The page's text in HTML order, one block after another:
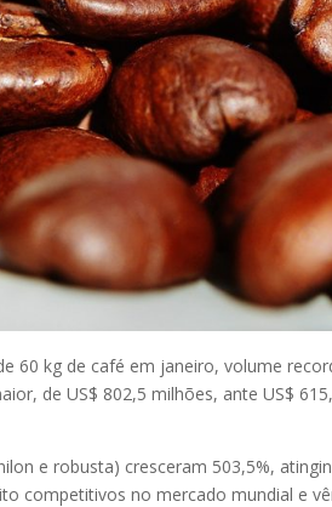
60 kg de café em janeiro, volume
de US$ 802,5 milhões, ante US$
e robusta) cresceram 503,5%,
competitivos no mercado mundial e